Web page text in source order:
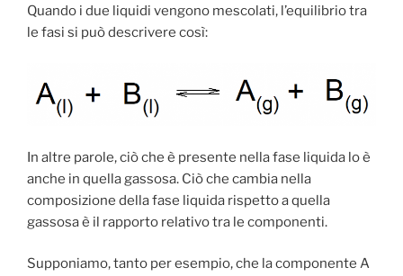
Quando i due liquidi vengono mescolati, l’equilibrio tra
le fasi si può descrivere così:
In altre parole, ciò che è presente nella fase liquida lo è
anche in quella gassosa. Ciò che cambia nella
composizione della fase liquida rispetto a quella
gassosa è il rapporto relativo tra le componenti.
Supponiamo, tanto per esempio, che la componente A